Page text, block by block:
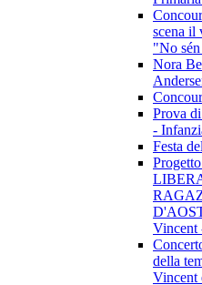
scena il
"No
Nora
Prova
-
Festa
Vincent
della
Vincent